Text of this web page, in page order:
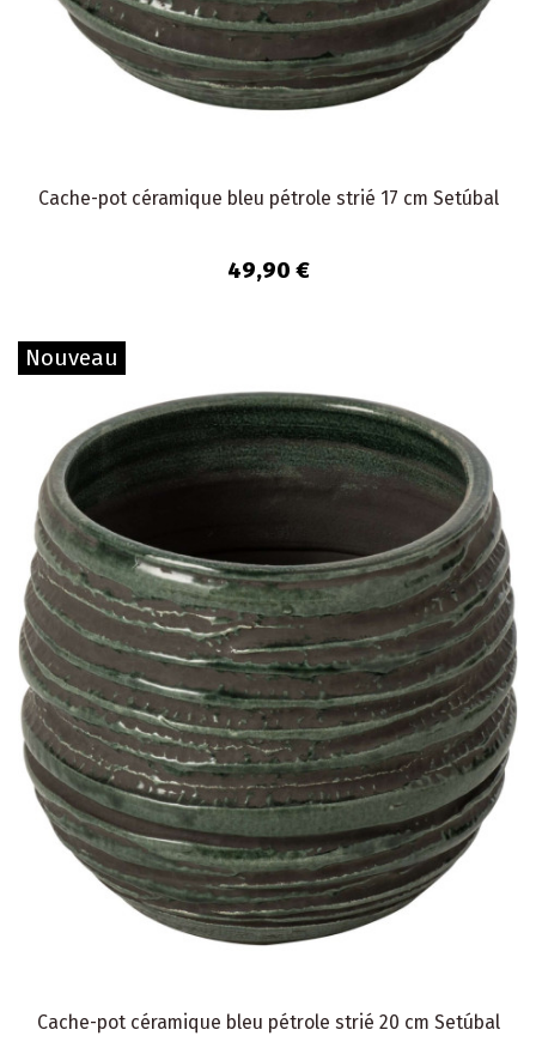
Cache-pot céramique bleu pétrole strié 17 cm Setúbal
49,90 €
Nouveau
Cache-pot céramique bleu pétrole strié 20 cm Setúbal